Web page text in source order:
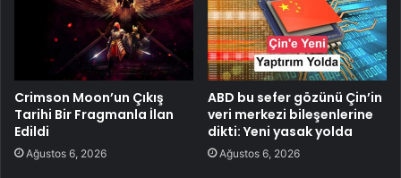
Crimson Moon’un Çıkış
Tarihi Bir Fragmanla İlan
Edildi
Ağustos 6, 2026
ABD bu sefer gözünü Çin’in
veri merkezi bileşenlerine
dikti: Yeni yasak yolda
Ağustos 6, 2026